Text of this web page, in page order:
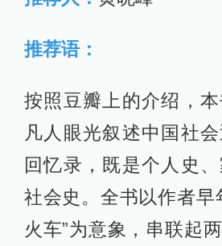
推荐语：
按照豆瓣上的介绍，
凡人眼光叙述中国社
回忆录，既是个人史
社会史。全书以作者早
火车”为意象，串联起